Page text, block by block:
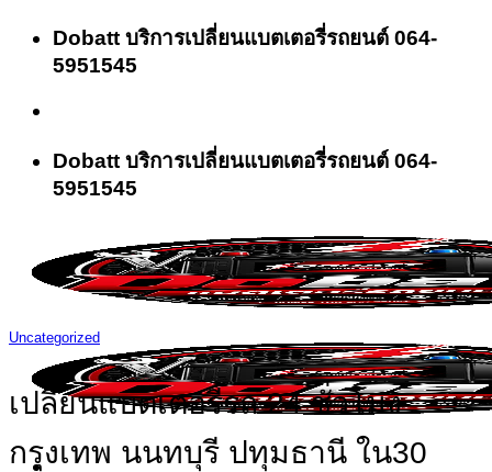
Skip
content
Dobatt บริการเปลี่ยนแบตเตอรี่รถยนต์ 064-
5951545
Dobatt บริการเปลี่ยนแบตเตอรี่รถยนต์ 064-
5951545
Uncategorized
เปลี่ยนแบตเตอรี่รถ 24 ชั่วโมง
กรุงเทพ นนทบุรี ปทุมธานี ใน30